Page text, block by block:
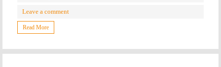
Leave a comment
Read More